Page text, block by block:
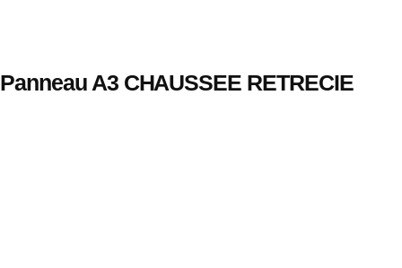
Panneau A3 CHAUSSEE RETRECIE